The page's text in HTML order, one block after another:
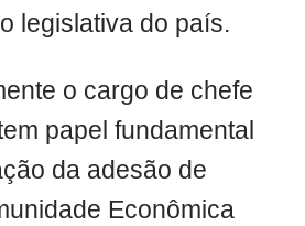
legislativa do país.
o cargo de chefe
papel fundamental
da adesão de
Econômica